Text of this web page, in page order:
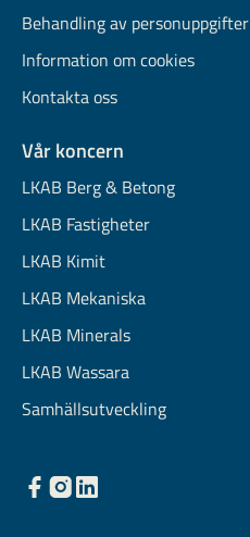
Behandling av personuppgifter
Information om cookies
Kontakta oss
Vår koncern
LKAB Berg & Betong
LKAB Fastigheter
LKAB Kimit
LKAB Mekaniska
LKAB Minerals
LKAB Wassara
Samhällsutveckling